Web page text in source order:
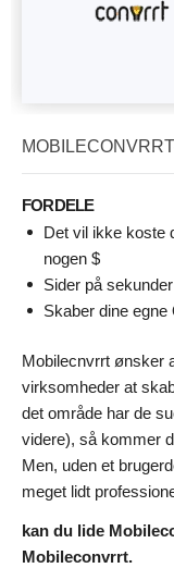
FORDELE
Det vil ikke koste
nogen $
Sider på sekunder
Skaber dine egne
Mobilecnvrrt ønsker
virksomheder at
det område har de
videre), så kommer
Men, uden et
meget lidt
kan du lide
Mobileconvrrt.